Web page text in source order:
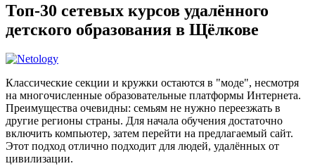
Топ-30 сетевых курсов удалённого
детского образования в Щёлкове
Классические секции и кружки остаются в "моде", несмотря
на многочисленные образовательные платформы Интернета.
Преимущества очевидны: семьям не нужно переезжать в
другие регионы страны. Для начала обучения достаточно
включить компьютер, затем перейти на предлагаемый сайт.
Этот подход отлично подходит для людей, удалённых от
цивилизации.